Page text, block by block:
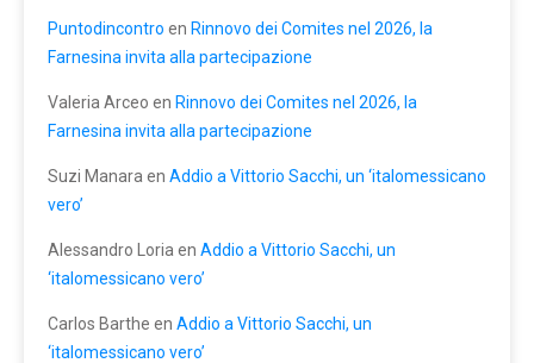
Puntodincontro en Rinnovo dei Comites nel 2026, la
Farnesina invita alla partecipazione
Valeria Arceo en Rinnovo dei Comites nel 2026, la
Farnesina invita alla partecipazione
Suzi Manara en Addio a Vittorio Sacchi, un ‘italomessicano
vero’
Alessandro Loria en Addio a Vittorio Sacchi, un
‘italomessicano vero’
Carlos Barthe en Addio a Vittorio Sacchi, un
‘italomessicano vero’